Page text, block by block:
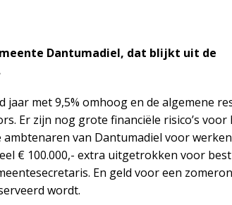
Dantumadiel, dat blijkt uit de
met 9,5% omhoog en de algemene
Er zijn nog grote financiële risico’s voor
van Dantumadiel voor
€ 100.000,- extra uitgetrokken voor
En geld voor een
wordt.